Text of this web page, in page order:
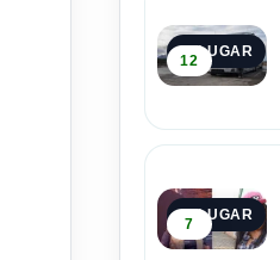
3º LUGAR
12
4º LUGAR
7